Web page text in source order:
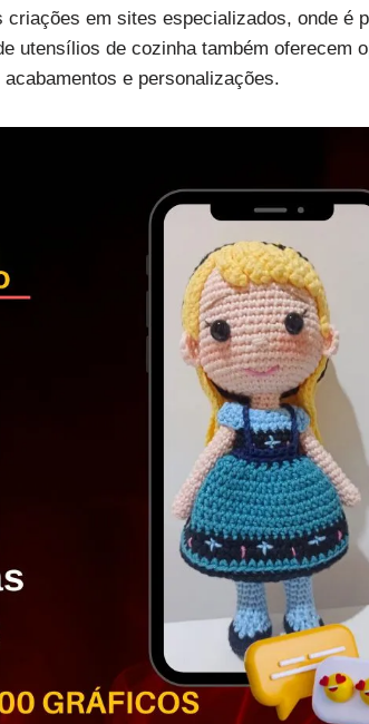
em sites especializados, onde é
utensílios de cozinha também oferecem
e personalizações.